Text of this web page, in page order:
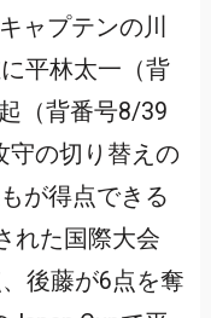
ャプテンの川
平林太一（背
（背番号8/39
守の切り替えの
が得点できる
れた国際大会
後藤が6点を奪